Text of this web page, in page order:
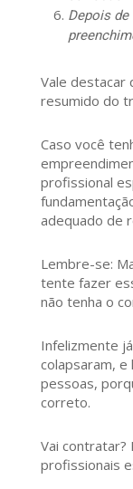
Depois
Vale destacar
resumido do
Caso você
profissional
adequado de
Lembre-se:
tente fazer
não tenha o
Infelizmente
colapsaram,
pessoas,
correto.
Vai
profissionais